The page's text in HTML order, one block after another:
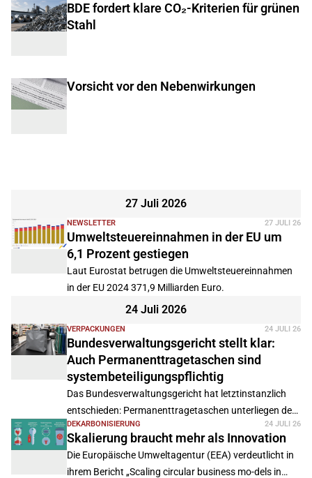
BDE fordert klare CO₂-Kriterien für grünen
Stahl
Vorsicht vor den Nebenwirkungen
27 Juli 2026
NEWSLETTER 27 JULI 26
Umweltsteuereinnahmen in der EU um
6,1 Prozent gestiegen
Laut Eurostat betrugen die Umweltsteuereinnahmen
in der EU 2024 371,9 Milliarden Euro.
24 Juli 2026
VERPACKUNGEN 24 JULI 26
Bundesverwaltungsgericht stellt klar:
Auch Permanenttragetaschen sind
systembeteiligungspflichtig
Das Bundesverwaltungsgericht hat letztinstanzlich
entschieden: Permanenttragetaschen unterliegen der
Systembeteiligungspflicht. Das Urteil bestätigt die
Rechtsauffassung der ZSVR und betrifft Unternehmen
zahlreicher Branchen.
DEKARBONISIERUNG 24 JULI 26
Skalierung braucht mehr als Innovation
Die Europäische Umweltagentur (EEA) verdeutlicht in
ihrem Bericht „Scaling circular business mo-dels in